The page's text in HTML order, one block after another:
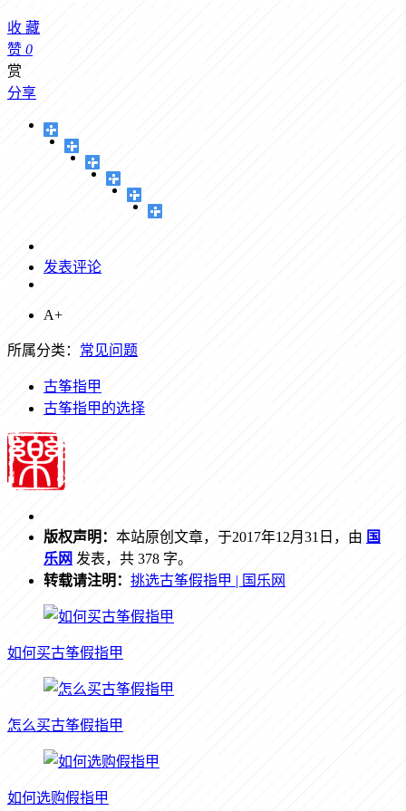
收 藏
赞 0
赏
分享
发表评论
A+
所属分类： 常见问题
古筝指甲
古筝指甲的选择
版权声明： 本站原创文章，于2017年12月31日，由 国
乐网 发表，共 378 字。
转载请注明： 挑选古筝假指甲 | 国乐网
如何买古筝假指甲
怎么买古筝假指甲
如何选购假指甲